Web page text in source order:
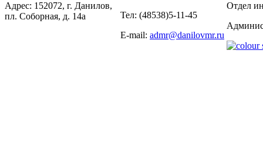
Адрес: 152072, г. Данилов,
пл. Соборная, д. 14а
Тел: (48538)5-11-45
E-mail: admr@danilovmr.ru
Отдел